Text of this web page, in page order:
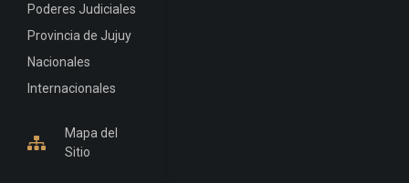
Poderes Judiciales
Provincia de Jujuy
Nacionales
Internacionales
Mapa del
Sitio